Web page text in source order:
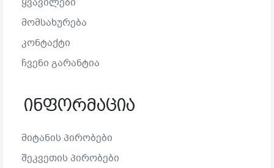
Მომსახურება
Კონტაქტი
Ჩვენი Გარანტია
Ინფორმაცია
Მიტანის Პირობები
Შეკვეთის Პირობები